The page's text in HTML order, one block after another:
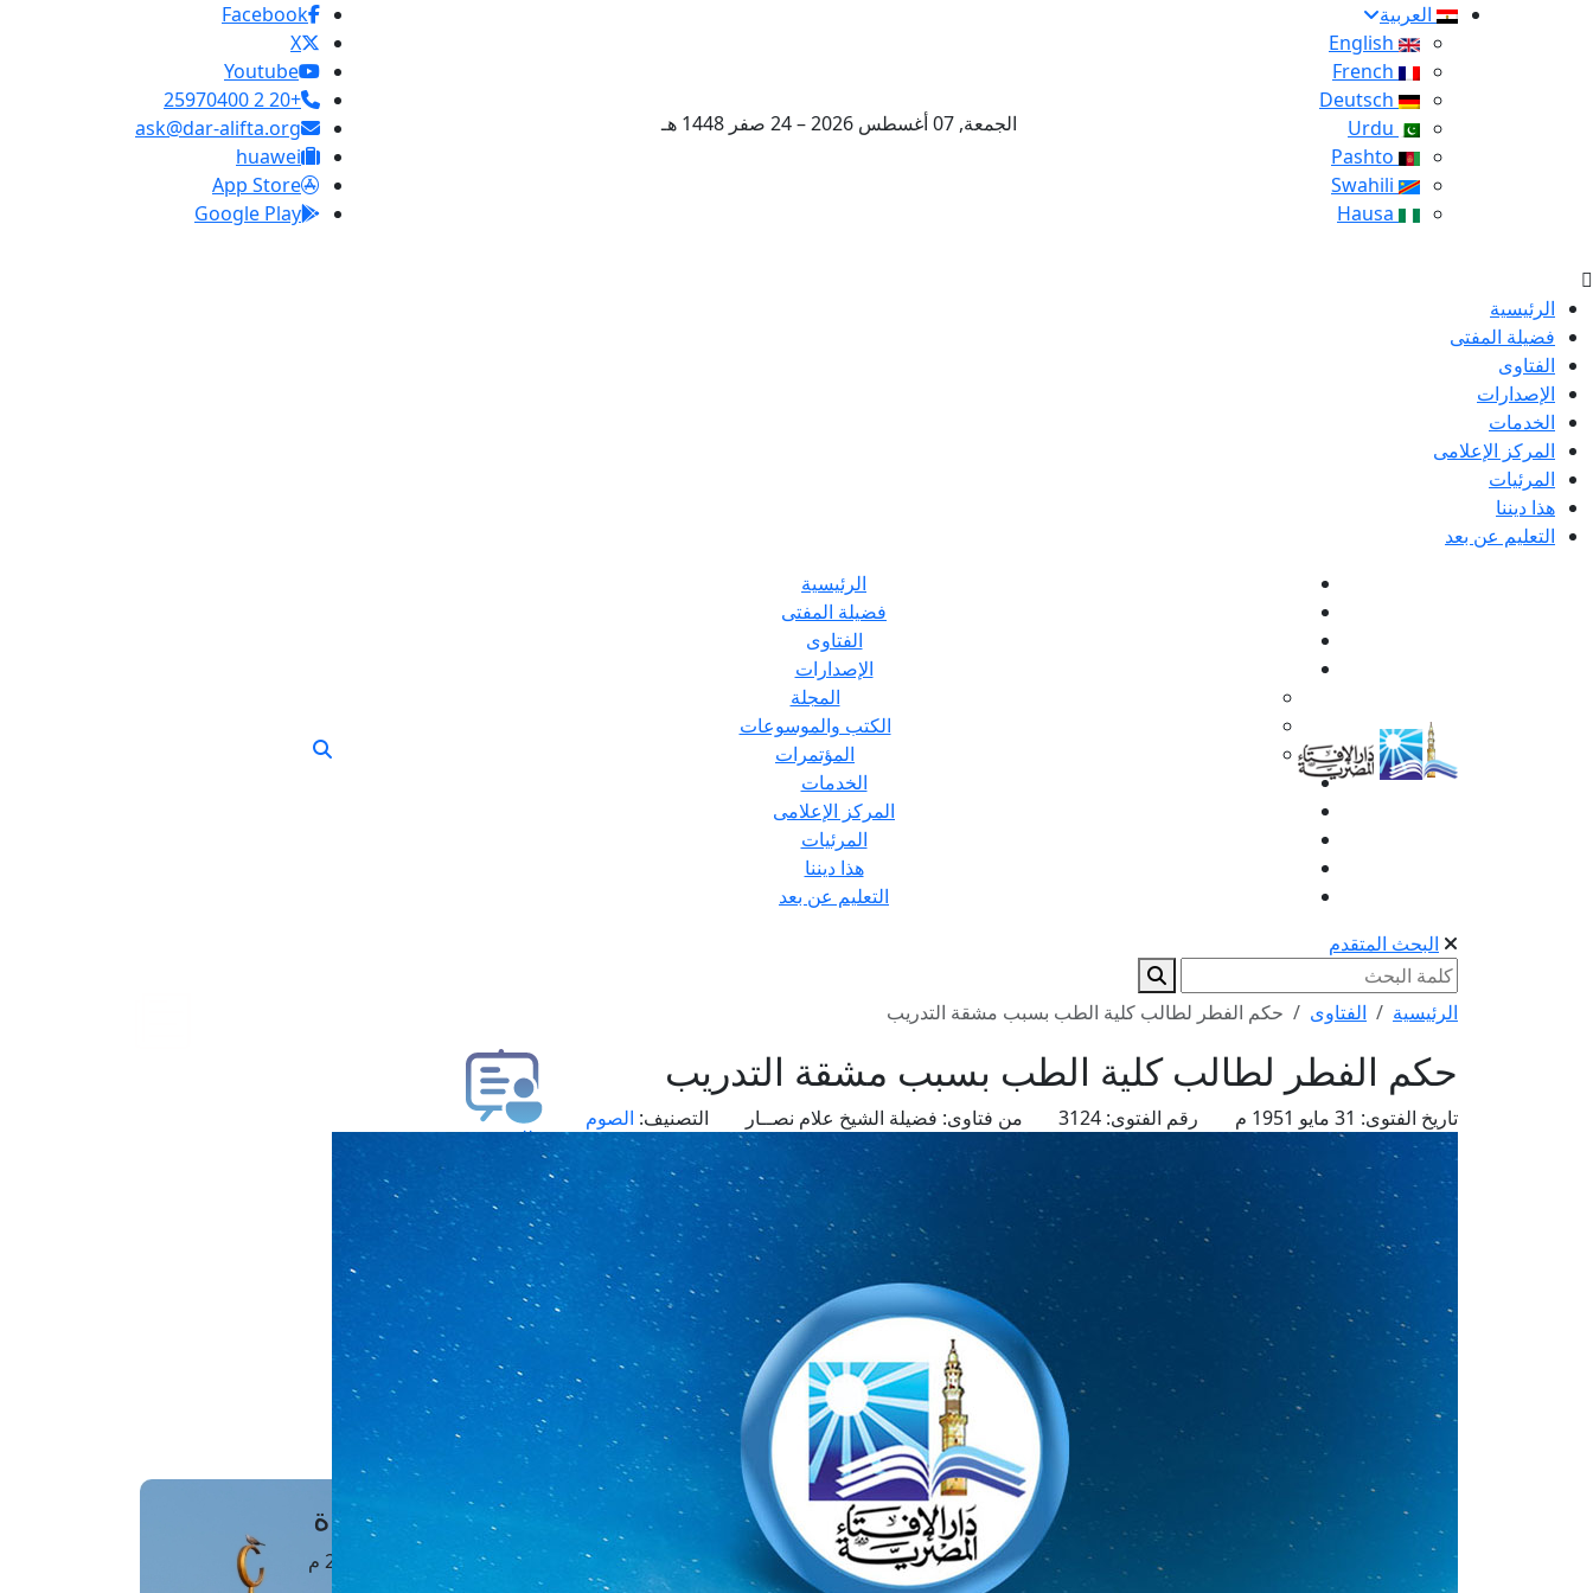
العربية
الجمعة, 07 أغسطس 2026 – 24 صفر 1448 هـ
Facebook
X
Youtube
+20 2 25970400
ask@dar-alifta.org
huawei
App Store
Google Play
الرئيسية
فضيلة المفتى
الفتاوى
الإصدارات
الخدمات
المركز الإعلامى
المرئيات
هذا ديننا
التعليم عن بعد
الرئيسية
فضيلة المفتى
الفتاوى
الإصدارات
المجلة
الكتب والموسوعات
المؤتمرات
الخدمات
المركز الإعلامى
المرئيات
هذا ديننا
التعليم عن بعد
البحث المتقدم
الرئيسية الفتاوى حكم الفطر لطالب كلية الطب بسبب مشقة التدريب
حكم الفطر لطالب كلية الطب بسبب مشقة التدريب
تاريخ الفتوى: رقم الفتوى: من فتاوى: فضيلة الشيخ علام نصــار التصنيف: الصوم
طلب فتوى
استعلام عن فتوى
حجز موعد
الفتوى الهاتفية
مَواقِيتُ الصَّـــلاة
القاهرة · 07 أغسطس 2026 م